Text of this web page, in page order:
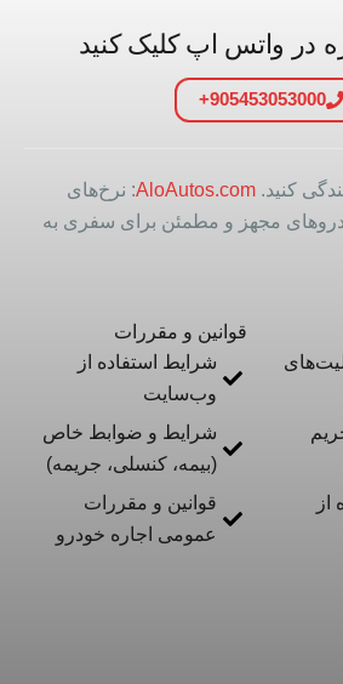
در واتس اپ کلیک کنید
905453053000+
کنید. AloAutos.com: نرخ‌های
مجهز و مطمئن برای سفری به
قوانین و مقررات
شرایط استفاده از
وب‌سایت
شرایط و ضوابط خاص
(بیمه، کنسلی، جریمه)
قوانین و مقررات
عمومی اجاره خودرو